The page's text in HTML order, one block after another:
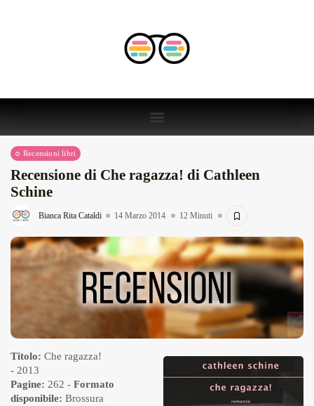
Recensioni libri
Recensione di Che ragazza! di Cathleen
Schine
Bianca Rita Cataldi 14 Marzo 2014 12 Minuti
Titolo: Che ragazza!
- 2013
Pagine: 262 - Formato
disponibile: Brossura